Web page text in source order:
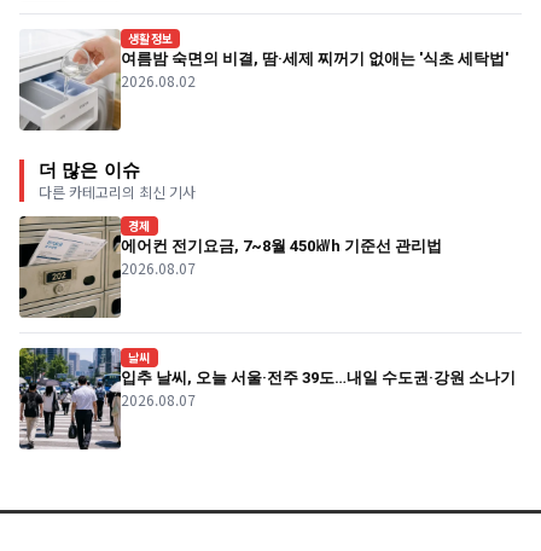
생활정보
여름밤 숙면의 비결, 땀·세제 찌꺼기 없애는 '식초 세탁법'
2026.08.02
더 많은 이슈
다른 카테고리의 최신 기사
경제
에어컨 전기요금, 7~8월 450㎾h 기준선 관리법
2026.08.07
날씨
입추 날씨, 오늘 서울·전주 39도…내일 수도권·강원 소나기
2026.08.07